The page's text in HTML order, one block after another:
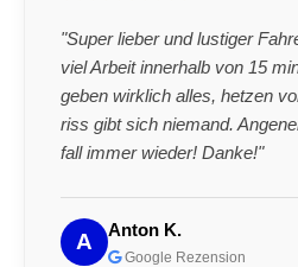
"Super lieber und lustiger
viel Arbeit innerhalb von 15
geben wirklich alles, hetzen
riss gibt sich niemand.
fall immer wieder! Danke!"
A Anton K.
Google Rezension